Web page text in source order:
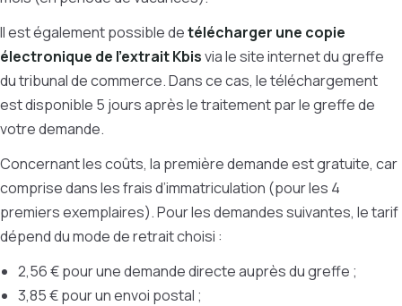
Il est également possible detélécharger une copie
électronique de l’extrait Kbisvia le site internet du greffe
du tribunal de commerce. Dans ce cas, le téléchargement
est disponible 5 jours après le traitement par le greffe de
votre demande.
Concernant les coûts, la première demande est gratuite, car
comprise dans les frais d’immatriculation (pour les 4
premiers exemplaires). Pour les demandes suivantes, le tarif
dépend du mode de retrait choisi :
2,56 € pour une demande directe auprès du greffe ;
3,85 € pour un envoi postal ;